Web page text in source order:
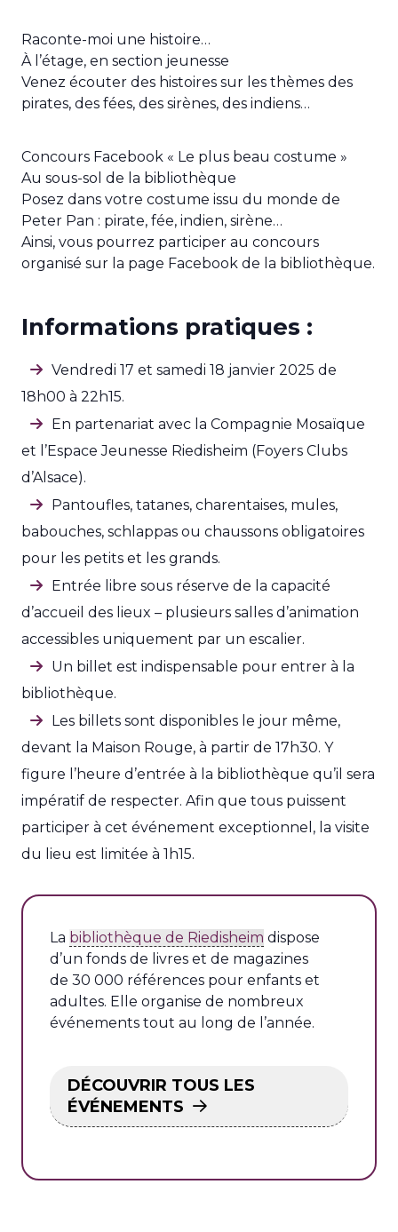
Raconte-moi une histoire…
À l’étage, en section jeunesse
Venez écouter des histoires sur les thèmes des
pirates, des fées, des sirènes, des indiens…
Concours Facebook « Le plus beau costume »
Au sous-sol de la bibliothèque
Posez dans votre costume issu du monde de
Peter Pan : pirate, fée, indien, sirène…
Ainsi, vous pourrez participer au concours
organisé sur la page Facebook de la bibliothèque.
Informations pratiques :
Vendredi 17 et samedi 18 janvier 2025 de
18h00 à 22h15.
En partenariat avec la Compagnie Mosaïque
et l’Espace Jeunesse Riedisheim (Foyers Clubs
d’Alsace).
Pantoufles, tatanes, charentaises, mules,
babouches, schlappas ou chaussons obligatoires
pour les petits et les grands.
Entrée libre sous réserve de la capacité
d’accueil des lieux – plusieurs salles d’animation
accessibles uniquement par un escalier.
Un billet est indispensable pour entrer à la
bibliothèque.
Les billets sont disponibles le jour même,
devant la Maison Rouge, à partir de 17h30. Y
figure l’heure d’entrée à la bibliothèque qu’il sera
impératif de respecter. Afin que tous puissent
participer à cet événement exceptionnel, la visite
du lieu est limitée à 1h15.
La bibliothèque de Riedisheim dispose
d’un fonds de livres et de magazines
de 30 000 références pour enfants et
adultes. Elle organise de nombreux
événements tout au long de l’année.
DÉCOUVRIR TOUS LES
ÉVÉNEMENTS